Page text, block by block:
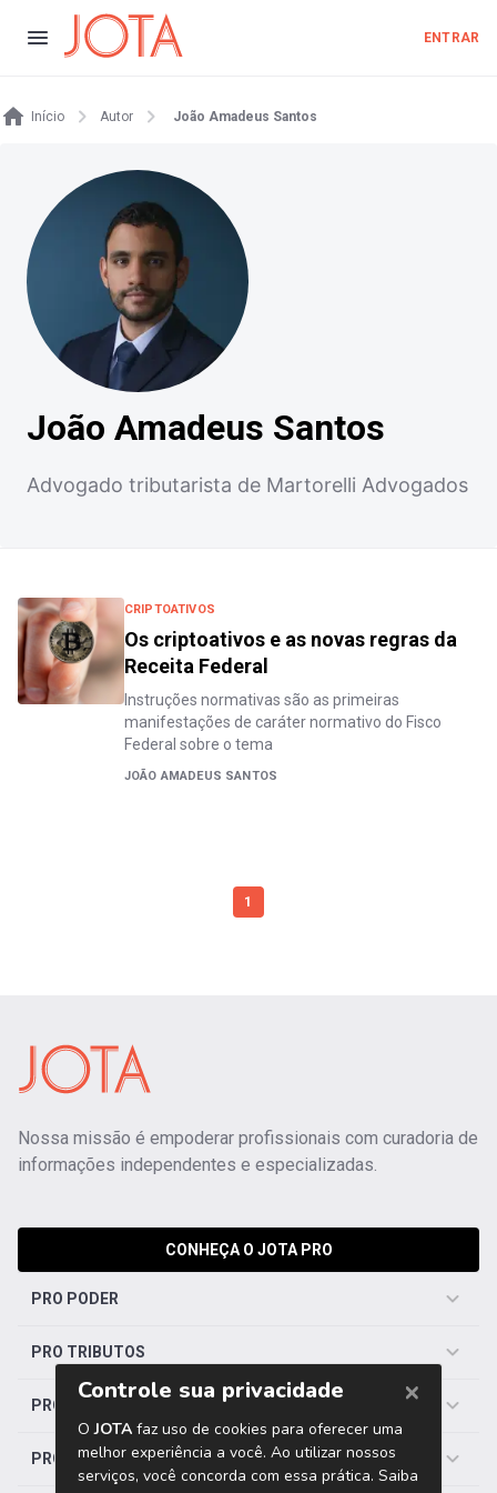
ENTRAR
Início Autor João Amadeus Santos
João Amadeus Santos
Advogado tributarista de Martorelli Advogados
CRIPTOATIVOS
Os criptoativos e as novas regras da
Receita Federal
Instruções normativas são as primeiras
manifestações de caráter normativo do Fisco
Federal sobre o tema
JOÃO AMADEUS SANTOS
1
Nossa missão é empoderar profissionais com curadoria de
informações independentes e especializadas.
CONHEÇA O JOTA PRO
PRO PODER
PRO TRIBUTOS
PRO TRABALHISTA
PRO SAÚDE